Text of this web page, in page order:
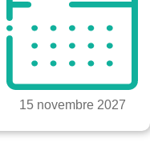
15 novembre 2027